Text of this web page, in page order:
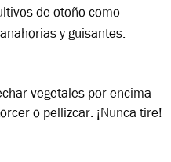
de otoño como
y guisantes.
vegetales por encima
o pellizcar. ¡Nunca tire!